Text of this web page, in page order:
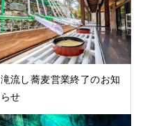
滝流し蕎麦営業終了のお知
らせ